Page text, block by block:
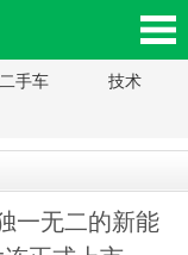
二手车
技术
一无二的新能